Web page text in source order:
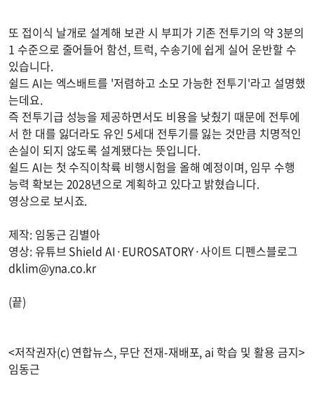
또 접이식 날개로 설계해 보관 시 부피가 기존 전투기의 약 3분의
1 수준으로 줄어들어 함선, 트럭, 수송기에 쉽게 실어 운반할 수
있습니다.
쉴드 AI는 엑스배트를 '저렴하고 소모 가능한 전투기'라고 설명했
는데요.
즉 전투기급 성능을 제공하면서도 비용을 낮췄기 때문에 전투에
서 한 대를 잃더라도 유인 5세대 전투기를 잃는 것만큼 치명적인
손실이 되지 않도록 설계됐다는 뜻입니다.
쉴드 AI는 첫 수직이착륙 비행시험을 올해 예정이며, 임무 수행
능력 확보는 2028년으로 계획하고 있다고 밝혔습니다.
영상으로 보시죠.
제작: 임동근 김별아
영상: 유튜브 Shield AI·EUROSATORY·사이트 디펜스블로그
dklim@yna.co.kr
(끝)
<저작권자(c) 연합뉴스, 무단 전재-재배포, ai 학습 및 활용 금지>
임동근